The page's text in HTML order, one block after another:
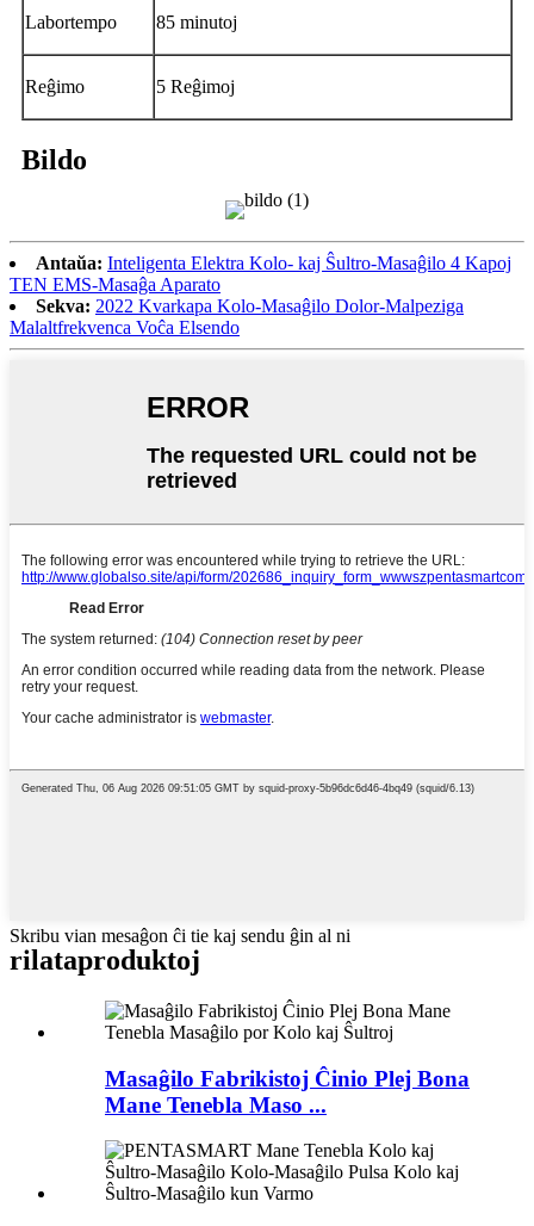
Labortempo 85 minutoj
Reĝimo 5 Reĝimoj
Bildo
Antaŭa: Inteligenta Elektra Kolo- kaj Ŝultro-Masaĝilo 4 Kapoj
TEN EMS-Masaĝa Aparato
Sekva: 2022 Kvarkapa Kolo-Masaĝilo Dolor-Malpeziga
Malaltfrekvenca Voĉa Elsendo
Skribu vian mesaĝon ĉi tie kaj sendu ĝin al ni
rilataproduktoj
Masaĝilo Fabrikistoj Ĉinio Plej Bona
Mane Tenebla Maso ...